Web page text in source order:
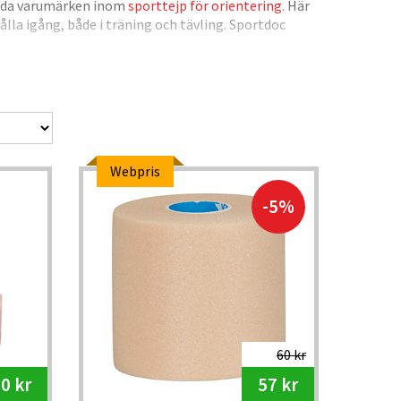
varumärken inom sporttejp för orientering. Här
igång, både i träning och tävling. Sportdoc
känsliga områden – perfekt vid långpass i
svett och regn – en trygg följeslagare för dig
kr
Webpris
-5%
60 kr
57 kr